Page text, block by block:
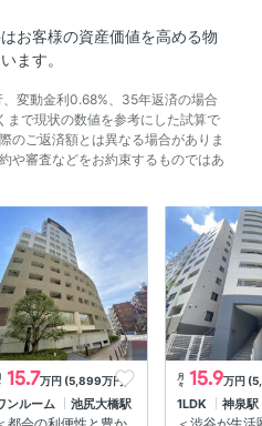
お客様の資産価値を高める物
ます。
変動金利0.68%、35年返済の場合
で現状の数値を参考にした試算で
のご返済額とは異なる場合がありま
や審査などをお約束するものではあ
15.7万円 (5,899万円)
ンルーム 池尻大橋駅
月
々 15.9万円
1LDK 神泉駅